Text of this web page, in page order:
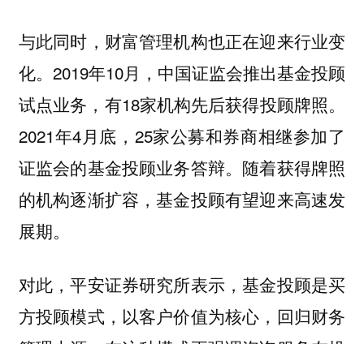
与此同时，财富管理机构也正在迎来行业变
化。2019年10月，中国证监会推出基金投顾
试点业务，有18家机构先后获得投顾牌照。
2021年4月底，25家公募和券商相继参加了
证监会的基金投顾业务答辩。随着获得牌照
的机构逐渐扩容，基金投顾有望迎来高速发
展期。
对此，平安证券研究所表示，基金投顾是买
方投顾模式，以客户价值为核心，回归财务